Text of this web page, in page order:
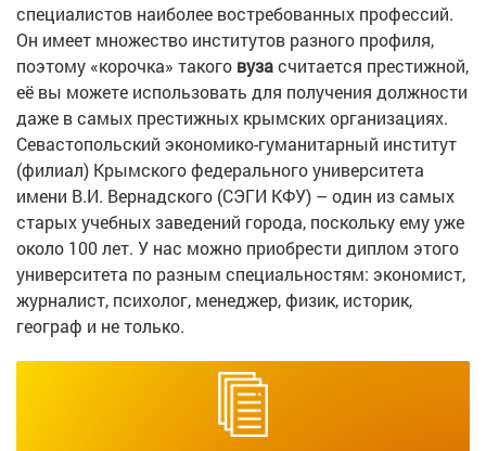
специалистов наиболее востребованных профессий.
Он имеет множество институтов разного профиля,
поэтому «корочка» такого вузасчитается престижной,
её вы можете использовать для получения должности
даже в самых престижных крымских организациях.
Севастопольский экономико-гуманитарный институт
(филиал) Крымского федерального университета
имени В.И. Вернадского (СЭГИ КФУ) – один из самых
старых учебных заведений города, поскольку ему уже
около 100 лет. У нас можно приобрести диплом этого
университета по разным специальностям: экономист,
журналист, психолог, менеджер, физик, историк,
географ и не только.